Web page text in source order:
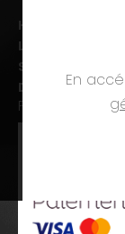
En
Horaires
Lun-ven. :
Sam. :
Dim. et jours
PAIEMENTS